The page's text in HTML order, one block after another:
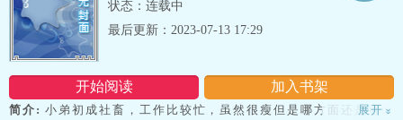
状态：连载中
开始阅读 加入书架
最后更新：2023-07-13 17:29
简介: 小弟初成社畜，工作比较忙，虽然很瘦但是哪方面还是可以
展开 »